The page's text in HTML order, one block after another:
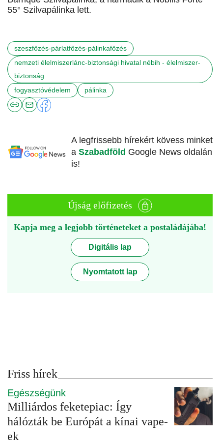
55° Szilvapálinka lett.
szeszfőzés-párlatfőzés-pálinkafőzés
nemzeti élelmiszerlánc-biztonsági hivatal nébih - élelmiszer-
biztonság
fogyasztóvédelem
pálinka
A legfrissebb hírekért kövess minket
a Szabadföld Google News oldalán
is!
Újság előfizetés
Kapja meg a legjobb történeteket a postaládájába!
Digitális lap
Nyomtatott lap
Friss hírek
Egészségünk
Milliárdos feketepiac: Így
hálózták be Európát a kínai vape-
ek